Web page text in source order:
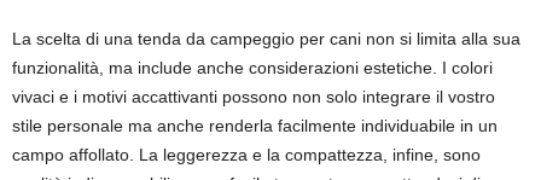
La scelta di una tenda da campeggio per cani non si limita alla sua
funzionalità, ma include anche considerazioni estetiche. I colori
vivaci e i motivi accattivanti possono non solo integrare il vostro
stile personale ma anche renderla facilmente individuabile in un
campo affollato. La leggerezza e la compattezza, infine, sono